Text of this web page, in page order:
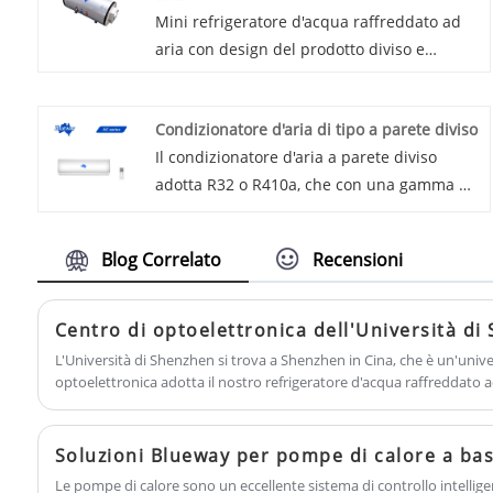
Mini refrigeratore d'acqua raffreddato ad
aria con design del prodotto diviso e
dispositivo di raffreddamento è una
soluzione ideale per doccia e bagno per
acqua refrigerata sanitaria, applicabile per
Condizionatore d'aria di tipo a parete diviso
Il condizionatore d'aria a parete diviso
adotta R32 o R410a, che con una gamma di
tecnologia inverter supporta una
temperatura di funzionamento ultra ampia
da -25â„ƒ-60â„ƒ.
Blog Correlato Recensioni
Centro di optoelettronica dell'Università di
L'Università di Shenzhen si trova a Shenzhen in Cina, che è
optoelettronica adotta il nostro refrigeratore d'acqua raffreddato
Le pompe di calore sono un eccellente sistema di controllo